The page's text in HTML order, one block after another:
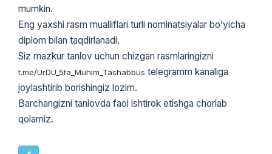
mumkin.
Eng yaxshi rasm mualliflari turli nominatsiyalar boʼyicha
diplom bilan taqdirlanadi.
Siz mazkur tanlov uchun chizgan rasmlaringizni
t.me/UrDU_5ta_Muhim_Tashabbus telegramm kanaliga
joylashtirib borishingiz lozim.
Barchangizni tanlovda faol ishtirok etishga chorlab
qolamiz.